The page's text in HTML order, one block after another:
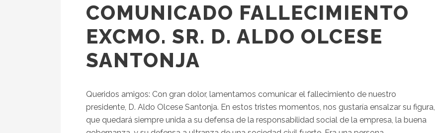
COMUNICADO FALLECIMIENTO
EXCMO. SR. D. ALDO OLCESE
SANTONJA
Queridos amigos: Con gran dolor, lamentamos comunicar el fallecimiento de nuestro
presidente, D. Aldo Olcese Santonja. En estos tristes momentos, nos gustaría ensalzar su figura,
que quedará siempre unida a su defensa de la responsabilidad social de la empresa, la buena